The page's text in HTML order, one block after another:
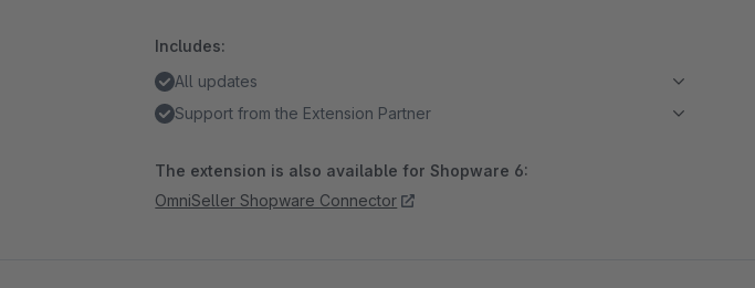
Includes:
All updates
Support from the Extension Partner
The extension is also available for Shopware 6:
OmniSeller Shopware Connector